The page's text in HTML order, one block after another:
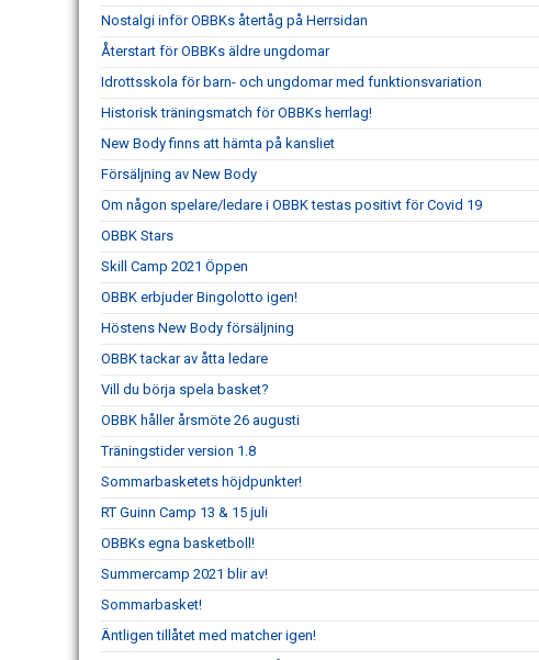
Nostalgi inför OBBKs återtåg på Herrsidan
Återstart för OBBKs äldre ungdomar
Idrottsskola för barn- och ungdomar med funktionsvariation
Historisk träningsmatch för OBBKs herrlag!
New Body finns att hämta på kansliet
Försäljning av New Body
Om någon spelare/ledare i OBBK testas positivt för Covid 19
OBBK Stars
Skill Camp 2021 Öppen
OBBK erbjuder Bingolotto igen!
Höstens New Body försäljning
OBBK tackar av åtta ledare
Vill du börja spela basket?
OBBK håller årsmöte 26 augusti
Träningstider version 1.8
Sommarbasketets höjdpunkter!
RT Guinn Camp 13 & 15 juli
OBBKs egna basketboll!
Summercamp 2021 blir av!
Sommarbasket!
Äntligen tillåtet med matcher igen!